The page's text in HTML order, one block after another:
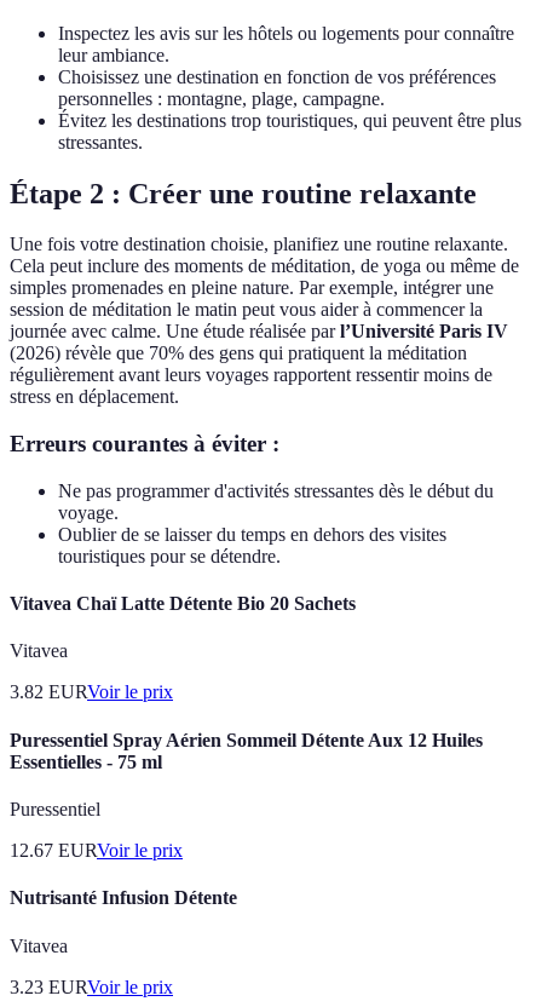
Inspectez les avis sur les hôtels ou logements pour connaître
leur ambiance.
Choisissez une destination en fonction de vos préférences
personnelles : montagne, plage, campagne.
Évitez les destinations trop touristiques, qui peuvent être plus
stressantes.
Étape 2 : Créer une routine relaxante
Une fois votre destination choisie, planifiez une routine relaxante.
Cela peut inclure des moments de méditation, de yoga ou même de
simples promenades en pleine nature. Par exemple, intégrer une
session de méditation le matin peut vous aider à commencer la
journée avec calme. Une étude réalisée parl’Université Paris IV
(2026) révèle que 70% des gens qui pratiquent la méditation
régulièrement avant leurs voyages rapportent ressentir moins de
stress en déplacement.
Erreurs courantes à éviter :
Ne pas programmer d'activités stressantes dès le début du
voyage.
Oublier de se laisser du temps en dehors des visites
touristiques pour se détendre.
Vitavea Chaï Latte Détente Bio 20 Sachets
Vitavea
3.82 EURVoir le prix
Puressentiel Spray Aérien Sommeil Détente Aux 12 Huiles
Essentielles - 75 ml
Puressentiel
12.67 EURVoir le prix
Nutrisanté Infusion Détente
Vitavea
3.23 EURVoir le prix